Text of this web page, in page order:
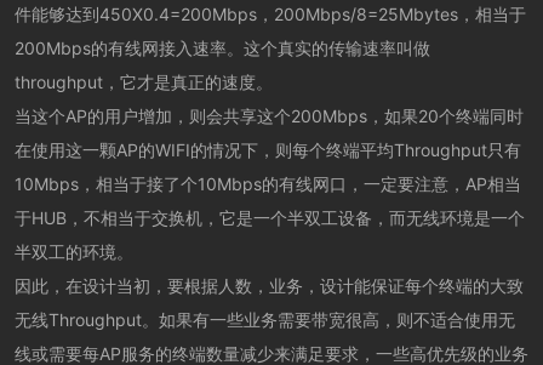
件能够达到450X0.4=200Mbps，200Mbps/8=25Mbytes，相当于
200Mbps的有线网接入速率。这个真实的传输速率叫做
throughput，它才是真正的速度。
当这个AP的用户增加，则会共享这个200Mbps，如果20个终端同时
在使用这一颗AP的WIFI的情况下，则每个终端平均Throughput只有
10Mbps，相当于接了个10Mbps的有线网口，一定要注意，AP相当
于HUB，不相当于交换机，它是一个半双工设备，而无线环境是一个
半双工的环境。
因此，在设计当初，要根据人数，业务，设计能保证每个终端的大致
无线Throughput。如果有一些业务需要带宽很高，则不适合使用无
线或需要每AP服务的终端数量减少来满足要求，一些高优先级的业务